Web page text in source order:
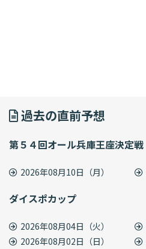
過去の直前予想
第５４回オール兵庫王座決定戦
2026年08月10日（月）
ダイスポカップ
2026年08月04日（火）
2026年08月02日（日）